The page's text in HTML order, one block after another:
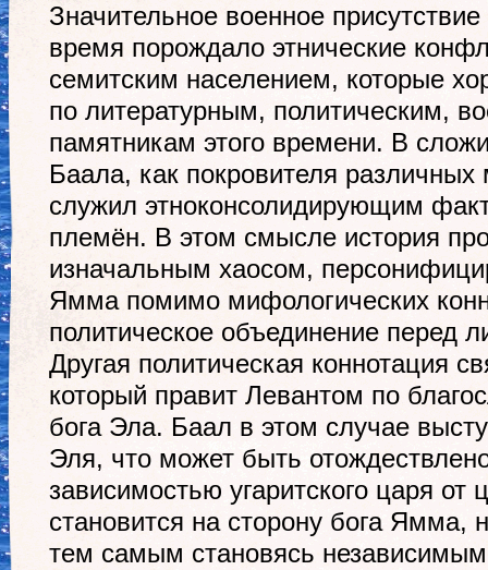
Значительное военное
время порождало этнические
семитским населением, которые
по литературным, политическим,
памятникам этого времени. В
Баала, как покровителя различных
служил этноконсолидирующим
племён. В этом смысле история
изначальным хаосом,
Ямма помимо мифологических
политическое объединение перед
Другая политическая коннотация
который правит Левантом по
бога Эла. Баал в этом случае
Эля, что может быть
зависимостью угаритского царя
становится на сторону бога Ямма,
тем самым становясь